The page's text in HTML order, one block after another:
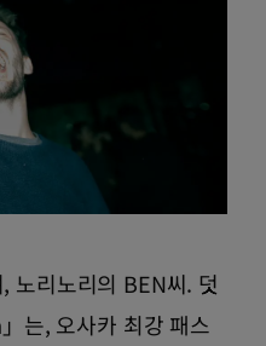
노리노리의 BEN씨. 덧
는, 오사카 최강 패스